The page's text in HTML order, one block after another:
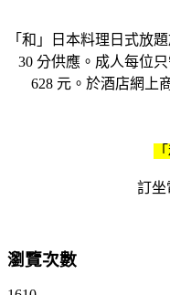
「和」日本料理日式放
30 分供應。成人每位
628 元。於酒店網上
訂坐
瀏覽次數